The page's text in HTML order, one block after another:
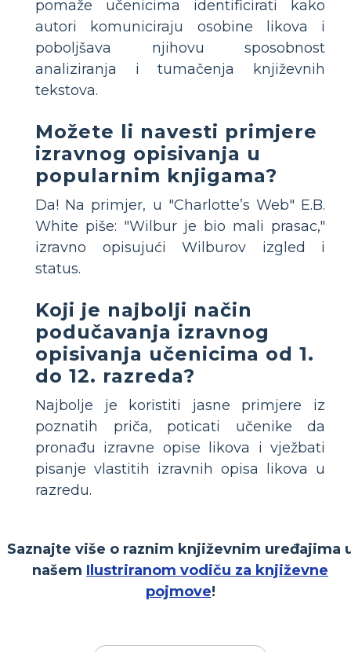
pomaže učenicima identificirati kako
autori komuniciraju osobine likova i
poboljšava njihovu sposobnost
analiziranja i tumačenja književnih
tekstova.
Možete li navesti primjere
izravnog opisivanja u
popularnim knjigama?
Da! Na primjer, u "Charlotte’s Web" E.B.
White piše: "Wilbur je bio mali prasac,"
izravno opisujući Wilburov izgled i
status.
Koji je najbolji način
podučavanja izravnog
opisivanja učenicima od 1.
do 12. razreda?
Najbolje je koristiti jasne primjere iz
poznatih priča, poticati učenike da
pronađu izravne opise likova i vježbati
pisanje vlastitih izravnih opisa likova u
razredu.
Saznajte više o raznim književnim uređajima
našem Ilustriranom vodiču za književne
pojmove!